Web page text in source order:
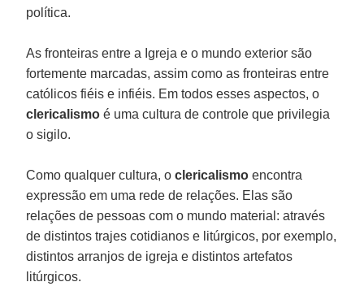
política.
As fronteiras entre a Igreja e o mundo exterior são
fortemente marcadas, assim como as fronteiras entre
católicos fiéis e infiéis. Em todos esses aspectos, o
clericalismo é uma cultura de controle que privilegia
o sigilo.
Como qualquer cultura, oclericalismo encontra
expressão em uma rede de relações. Elas são
relações de pessoas com o mundo material: através
de distintos trajes cotidianos e litúrgicos, por exemplo,
distintos arranjos de igreja e distintos artefatos
litúrgicos.